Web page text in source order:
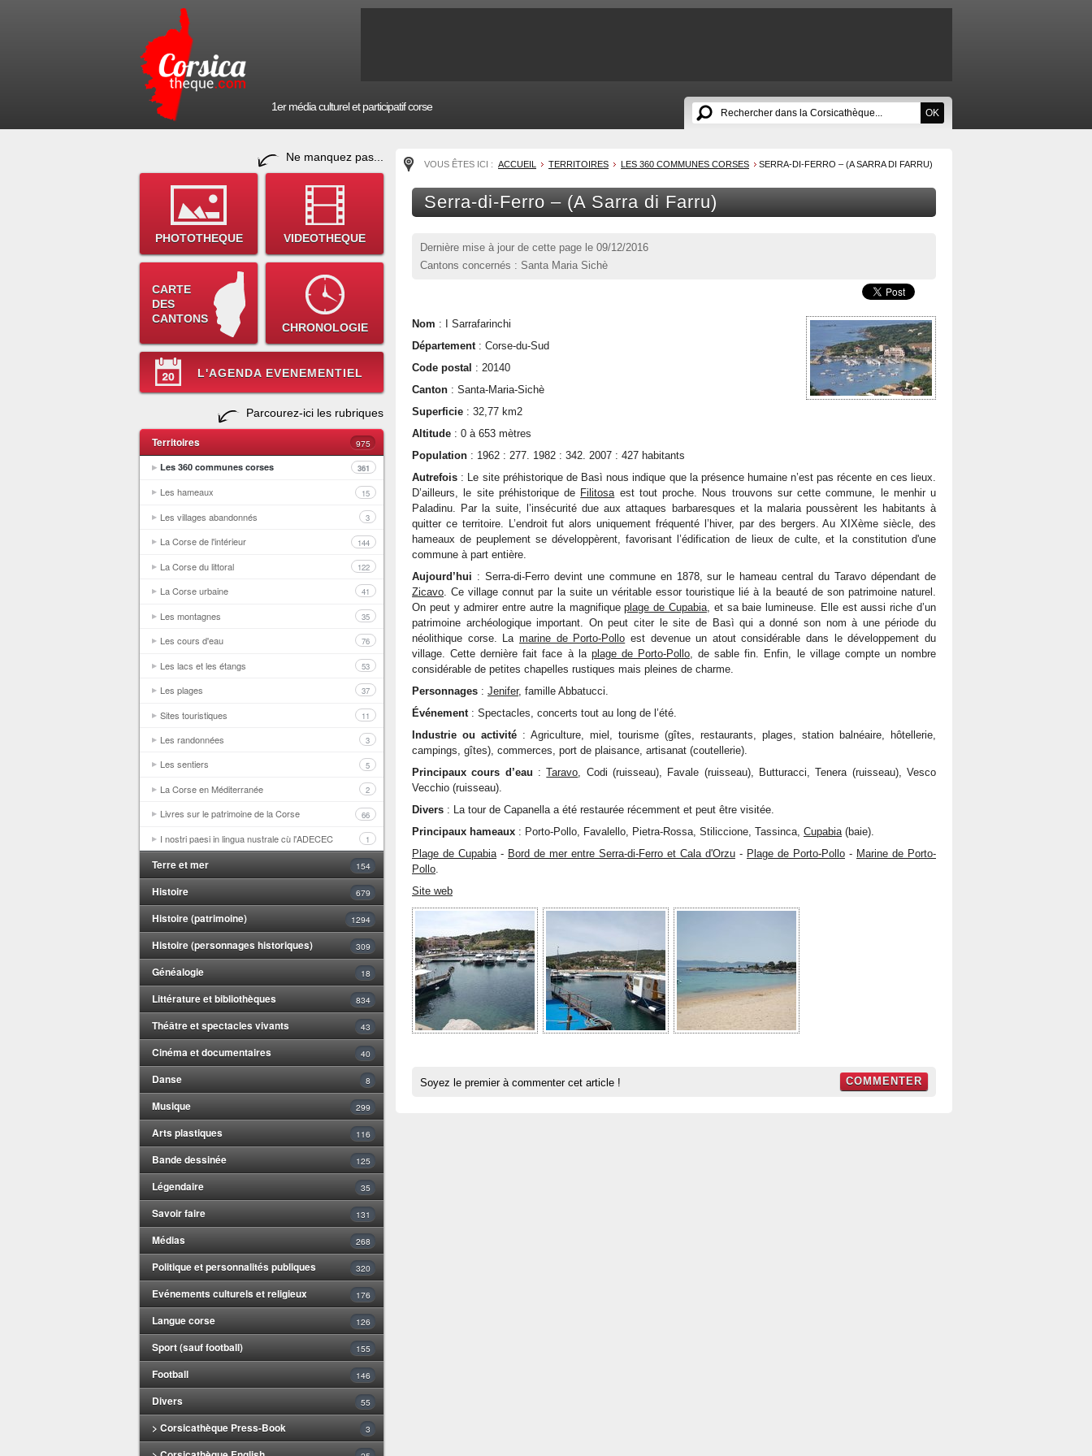
1er média culturel et participatif corse
Ne manquez pas...
PHOTOTHEQUE VIDEOTHEQUE
CARTE
DES
CANTONS
CHRONOLOGIE
L'AGENDA EVENEMENTIEL
Parcourez-ici les rubriques
Territoires
975
Les 360 communes corses
361
Les hameaux 15
Les villages abandonnés 3
La Corse de l'intérieur 144
La Corse du littoral 122
La Corse urbaine 41
Les montagnes 35
Les cours d'eau 76
Les lacs et les étangs 53
Les plages 37
Sites touristiques 11
Les randonnées 3
Les sentiers 5
La Corse en Méditerranée 2
Livres sur le patrimoine de la Corse 66
I nostri paesi in lingua nustrale cù l'ADECEC 1
Terre et mer 154
Histoire 679
Histoire (patrimoine) 1294
Histoire (personnages historiques) 309
Généalogie 18
Littérature et bibliothèques 834
Théâtre et spectacles vivants 43
Cinéma et documentaires 40
Danse 8
Musique 299
Arts plastiques 116
Bande dessinée 125
Légendaire 35
Savoir faire 131
Médias 268
Politique et personnalités publiques 320
Evénements culturels et religieux 176
Langue corse 126
Sport (sauf football) 155
Football 146
Divers 55
> Corsicathèque Press-Book 3
VOUS ÊTES ICI : ACCUEIL TERRITOIRES LES 360 COMMUNES CORSES SERRA-DI-FERRO – (A SARRA DI FARRU)
Serra-di-Ferro – (A Sarra di Farru)
Dernière mise à jour de cette page le 09/12/2016
Cantons concernés : Santa Maria Sichè
Nom : I Sarrafarinchi
Département: Corse-du-Sud
Code postal : 20140
Canton : Santa-Maria-Sichè
Superficie : 32,77 km2
Altitude : 0 à 653 mètres
Population : 1962 : 277. 1982 : 342. 2007 : 427 habitants
Autrefois : Le site préhistorique de Basì nous indique que la présence humaine n’est pas récente en ces lieux.
D’ailleurs, le site préhistorique de Filitosaest tout proche. Nous trouvons sur cette commune, le menhir u
Paladinu. Par la suite, l’insécurité due aux attaques barbaresques et la malaria poussèrent les habitants à
quitter ce territoire. L’endroit fut alors uniquement fréquenté l’hiver, par des bergers. Au XIXème siècle, des
hameaux de peuplement se développèrent, favorisant l’édification de lieux de culte, et la constitution d'une
commune à part entière.
Aujourd’hui : Serra-di-Ferro devint une commune en 1878, sur le hameau central du Taravo dépendant de
Zicavo. Ce village connut par la suite un véritable essor touristique lié à la beauté de son patrimoine naturel.
On peut y admirer entre autre la magnifiqueplage de Cupabia, et sa baie lumineuse. Elle est aussi riche d’un
patrimoine archéologique important. On peut citer le site de Basì qui a donné son nom à une période du
néolithique corse. La marine de Porto-Pollo est devenue un atout considérable dans le développement du
village. Cette dernière fait face à la plage de Porto-Pollo, de sable fin. Enfin, le village compte un nombre
considérable de petites chapelles rustiques mais pleines de charme.
Personnages : Jenifer, famille Abbatucci.
Événement: Spectacles, concerts tout au long de l’été.
Industrie ou activité : Agriculture, miel, tourisme (gîtes, restaurants, plages, station balnéaire, hôtellerie,
campings, gîtes), commerces, port de plaisance, artisanat (coutellerie).
Principaux cours d’eau :Taravo, Codi (ruisseau), Favale (ruisseau), Butturacci, Tenera (ruisseau), Vesco
Vecchio (ruisseau).
Divers : La tour de Capanella a été restaurée récemment et peut être visitée.
Principaux hameaux : Porto-Pollo, Favalello, Pietra-Rossa, Stiliccione, Tassinca, Cupabia(baie).
Plage de Cupabia- Bord de mer entre Serra-di-Ferro et Cala d'Orzu - Plage de Porto-Pollo - Marine de Porto-
Pollo.
Site web
Soyez le premier à commenter cet article ! COMMENTER